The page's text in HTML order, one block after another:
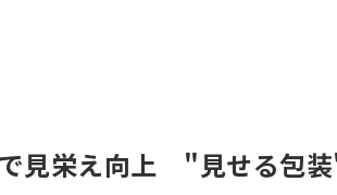
見栄え向上 "見せる包